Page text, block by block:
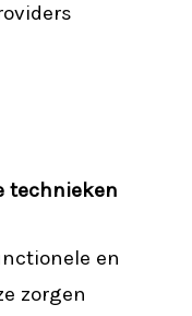
technieken
en
zorgen